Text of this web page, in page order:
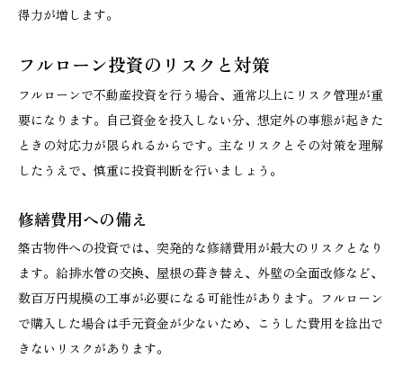
得力が増します。
フルローン投資のリスクと対策
フルローンで不動産投資を行う場合、通常以上にリスク管理が重
要になります。自己資金を投入しない分、想定外の事態が起きた
ときの対応力が限られるからです。主なリスクとその対策を理解
したうえで、慎重に投資判断を行いましょう。
修繕費用への備え
築古物件への投資では、突発的な修繕費用が最大のリスクとなり
ます。給排水管の交換、屋根の葺き替え、外壁の全面改修など、
数百万円規模の工事が必要になる可能性があります。フルローン
で購入した場合は手元資金が少ないため、こうした費用を捻出で
きないリスクがあります。